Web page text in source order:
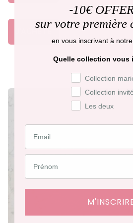
-10€
sur votre première
en vous inscrivant à
Quelle collection vous
Préférence de
Collection
Collection
Les deux